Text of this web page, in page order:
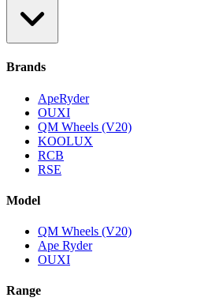
Brands
ApeRyder
OUXI
QM Wheels (V20)
KOOLUX
RCB
RSE
Model
QM Wheels (V20)
Ape Ryder
OUXI
Range